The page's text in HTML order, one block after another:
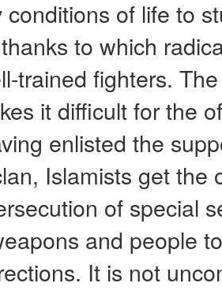
conditions of life to
to which
trained fighters.
it difficult for the
enlisted the
Islamists get the
of special
and people
It is not